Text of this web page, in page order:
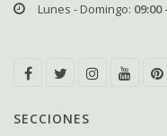
Lunes - Domingo: 09:00
SECCIONES